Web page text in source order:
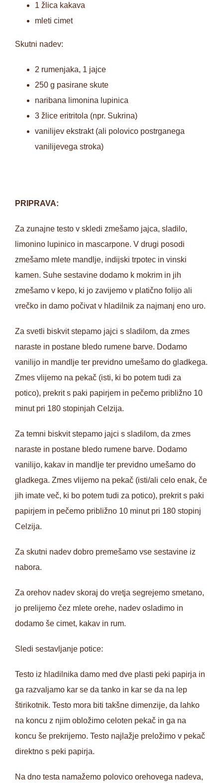
1 žlica kakava
mleti cimet
Skutni nadev:
2 rumenjaka, 1 jajce
250 g pasirane skute
naribana limonina lupinica
3 žlice eritritola (npr. Sukrina)
vanilijev ekstrakt (ali polovico postrganega
vanilijevega stroka)
PRIPRAVA:
Za zunajne testo v skledi zmešamo jajca, sladilo,
limonino lupinico in mascarpone. V drugi posodi
zmešamo mlete mandlje, indijski trpotec in vinski
kamen. Suhe sestavine dodamo k mokrim in jih
zmešamo v kepo, ki jo zavijemo v platično folijo ali
vrečko in damo počivat v hladilnik za najmanj eno uro.
Za svetli biskvit stepamo jajci s sladilom, da zmes
naraste in postane bledo rumene barve. Dodamo
vanilijo in mandlje ter previdno umešamo do gladkega.
Zmes vlijemo na pekač (isti, ki bo potem tudi za
potico), prekrit s paki papirjem in pečemo približno 10
minut pri 180 stopinjah Celzija.
Za temni biskvit stepamo jajci s sladilom, da zmes
naraste in postane bledo rumene barve. Dodamo
vanilijo, kakav in mandlje ter previdno umešamo do
gladkega. Zmes vlijemo na pekač (isti/ali celo enak, če
jih imate več, ki bo potem tudi za potico), prekrit s paki
papirjem in pečemo približno 10 minut pri 180 stopinj
Celzija.
Za skutni nadev dobro premešamo vse sestavine iz
nabora.
Za orehov nadev skoraj do vretja segrejemo smetano,
jo prelijemo čez mlete orehe, nadev osladimo in
dodamo še cimet, kakav in rum.
Sledi sestavljanje potice:
Testo iz hladilnika damo med dve plasti peki papirja in
ga razvaljamo kar se da tanko in kar se da na lep
štirikotnik. Testo mora biti takšne dimenzije, da lahko
na koncu z njim obložimo celoten pekač in ga na
koncu še prekrijemo. Testo najlažje preložimo v pekač
direktno s peki papirja.
Na dno testa namažemo polovico orehovega nadeva,